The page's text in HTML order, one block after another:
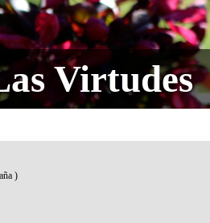
Virtudes